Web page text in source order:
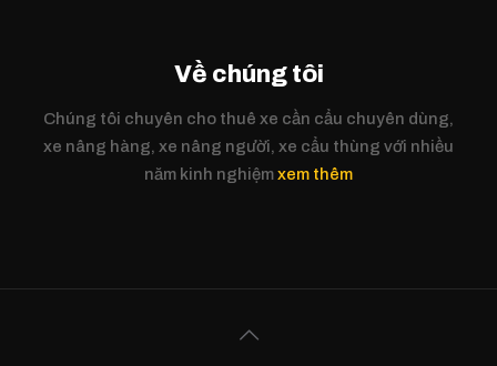
Về chúng tôi
Chúng tôi chuyên cho thuê xe cần cẩu chuyên dùng,
xe nâng hàng, xe nâng người, xe cẩu thùng với nhiều
năm kinh nghiệmxem thêm